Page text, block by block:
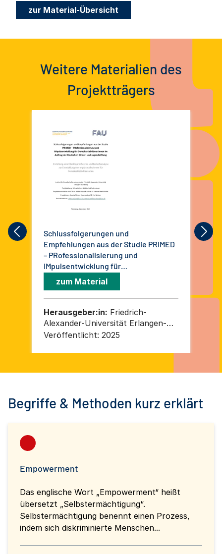
zur Material-Übersicht
Weitere Materialien des
Projektträgers
Schlussfolgerungen und
Empfehlungen aus der Studie PRIMED
– PRofessionalisierung und
IMpulsentwicklung für
Demokratiebildner:innen im Auftrag
Jugendstiftung
zum Material
Herausgeber:in: Friedrich-
Alexander-Universität Erlangen-
Nürnberg - Institut für
Veröffentlicht: 2025
Begriffe & Methoden kurz erklärt
Empowerment
Das englische Wort „Empowerment“ heißt
übersetzt „Selbstermächtigung“.
Selbstermächtigung benennt einen Prozess,
indem sich diskriminierte Menschen...